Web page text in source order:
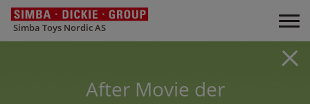
Simba Toys Nordic AS
After Movie der